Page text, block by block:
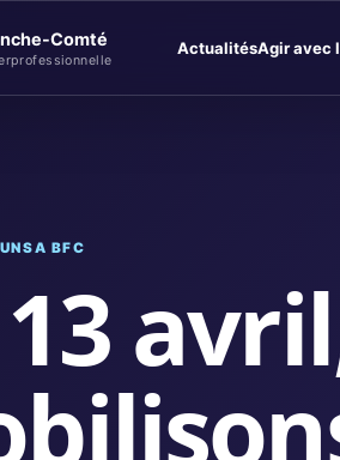
Comté ActualitésAgir avec
BFC